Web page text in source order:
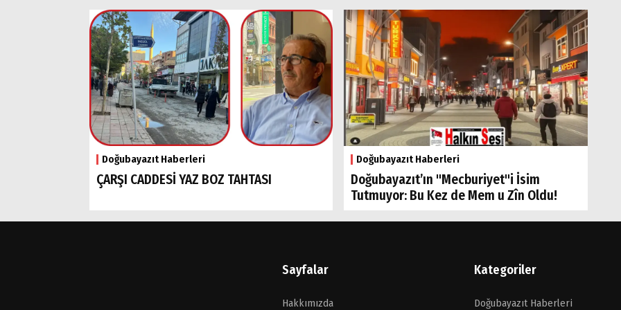
Doğubayazıt Haberleri
ÇARŞI CADDESİ YAZ BOZ TAHTASI
Doğubayazıt Haberleri
Doğubayazıt’ın "Mecburiyet"i İsim
Tutmuyor: Bu Kez de Mem u Zîn Oldu!
Sayfalar
Hakkımızda
Kategoriler
Doğubayazıt Haberleri